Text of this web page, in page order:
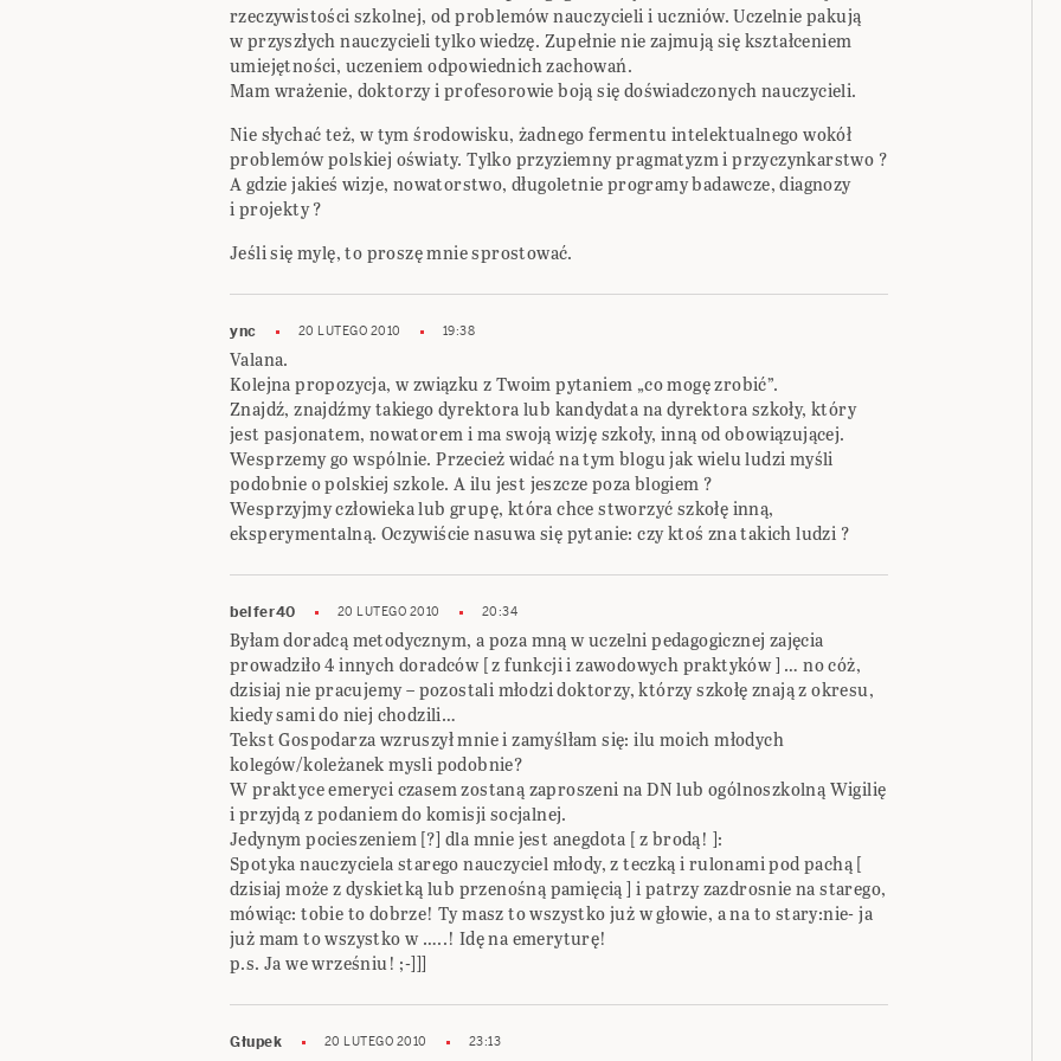
rzeczywistości szkolnej, od problemów nauczycieli i uczniów. Uczelnie pakują
w przyszłych nauczycieli tylko wiedzę. Zupełnie nie zajmują się kształceniem
umiejętności, uczeniem odpowiednich zachowań.
Mam wrażenie, doktorzy i profesorowie boją się doświadczonych nauczycieli.
Nie słychać też, w tym środowisku, żadnego fermentu intelektualnego wokół
problemów polskiej oświaty. Tylko przyziemny pragmatyzm i przyczynkarstwo ?
A gdzie jakieś wizje, nowatorstwo, długoletnie programy badawcze, diagnozy
i projekty ?
Jeśli się mylę, to proszę mnie sprostować.
ync 20 LUTEGO 2010 19:38
Valana.
Kolejna propozycja, w związku z Twoim pytaniem „co mogę zrobić”.
Znajdź, znajdźmy takiego dyrektora lub kandydata na dyrektora szkoły, który
jest pasjonatem, nowatorem i ma swoją wizję szkoły, inną od obowiązującej.
Wesprzemy go wspólnie. Przecież widać na tym blogu jak wielu ludzi myśli
podobnie o polskiej szkole. A ilu jest jeszcze poza blogiem ?
Wesprzyjmy człowieka lub grupę, która chce stworzyć szkołę inną,
eksperymentalną. Oczywiście nasuwa się pytanie: czy ktoś zna takich ludzi ?
belfer40 20 LUTEGO 2010 20:34
Byłam doradcą metodycznym, a poza mną w uczelni pedagogicznej zajęcia
prowadziło 4 innych doradców [ z funkcji i zawodowych praktyków ] … no cóż,
dzisiaj nie pracujemy – pozostali młodzi doktorzy, którzy szkołę znają z okresu,
kiedy sami do niej chodzili…
Tekst Gospodarza wzruszył mnie i zamyślłam się: ilu moich młodych
kolegów/koleżanek mysli podobnie?
W praktyce emeryci czasem zostaną zaproszeni na DN lub ogólnoszkolną Wigilię
i przyjdą z podaniem do komisji socjalnej.
Jedynym pocieszeniem [?] dla mnie jest anegdota [ z brodą! ]:
Spotyka nauczyciela starego nauczyciel młody, z teczką i rulonami pod pachą [
dzisiaj może z dyskietką lub przenośną pamięcią ] i patrzy zazdrosnie na starego,
mówiąc: tobie to dobrze! Ty masz to wszystko już w głowie, a na to stary:nie- ja
już mam to wszystko w …..! Idę na emeryturę!
p.s. Ja we wrześniu! ;-]]]
Głupek 20 LUTEGO 2010 23:13